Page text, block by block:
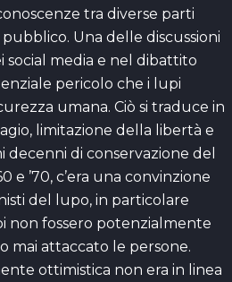
tra diverse parti
Una delle discussioni
social media e nel dibattito
pericolo che i lupi
umana. Ciò si traduce in
limitazione della libertà e
decenni di conservazione del
e ’70, c’era una convinzione
del lupo, in particolare
non fossero potenzialmente
mai attaccato le persone.
ottimistica non era in linea